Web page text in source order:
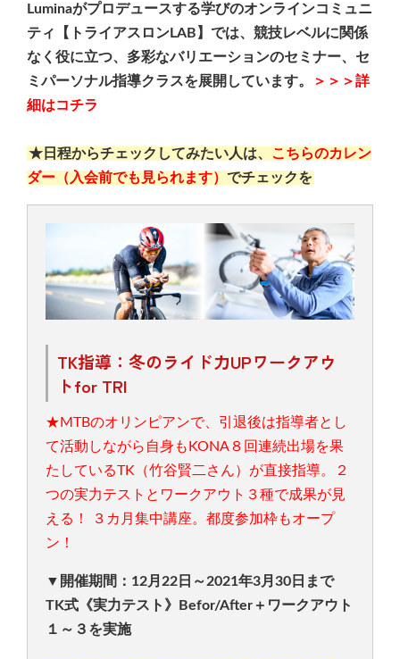
Luminaがプロデュースする学びのオンラインコミュニ
ティ【トライアスロンLAB】では、競技レベルに関係
なく役に立つ、多彩なバリエーションのセミナー、セ
ミパーソナル指導クラスを展開しています。
＞＞＞詳
細はコチラ
★日程からチェックしてみたい人は、 こちらのカレン
ダー（入会前でも見られます） でチェックを
TK指導：冬のライド力UPワークアウ
トfor TRI
★MTBのオリンピアンで、引退後は指導者とし
て活動しながら自身もKONA８回連続出場を果
たしているTK（竹谷賢二さん）が直接指導。２
つの実力テストとワークアウト３種で成果が見
える！ ３カ月集中講座。都度参加枠もオープ
ン！
▼開催期間：12月22日～2021年3月30日まで
TK式《実力テスト》Befor/After＋ワークアウト
１～３を実施